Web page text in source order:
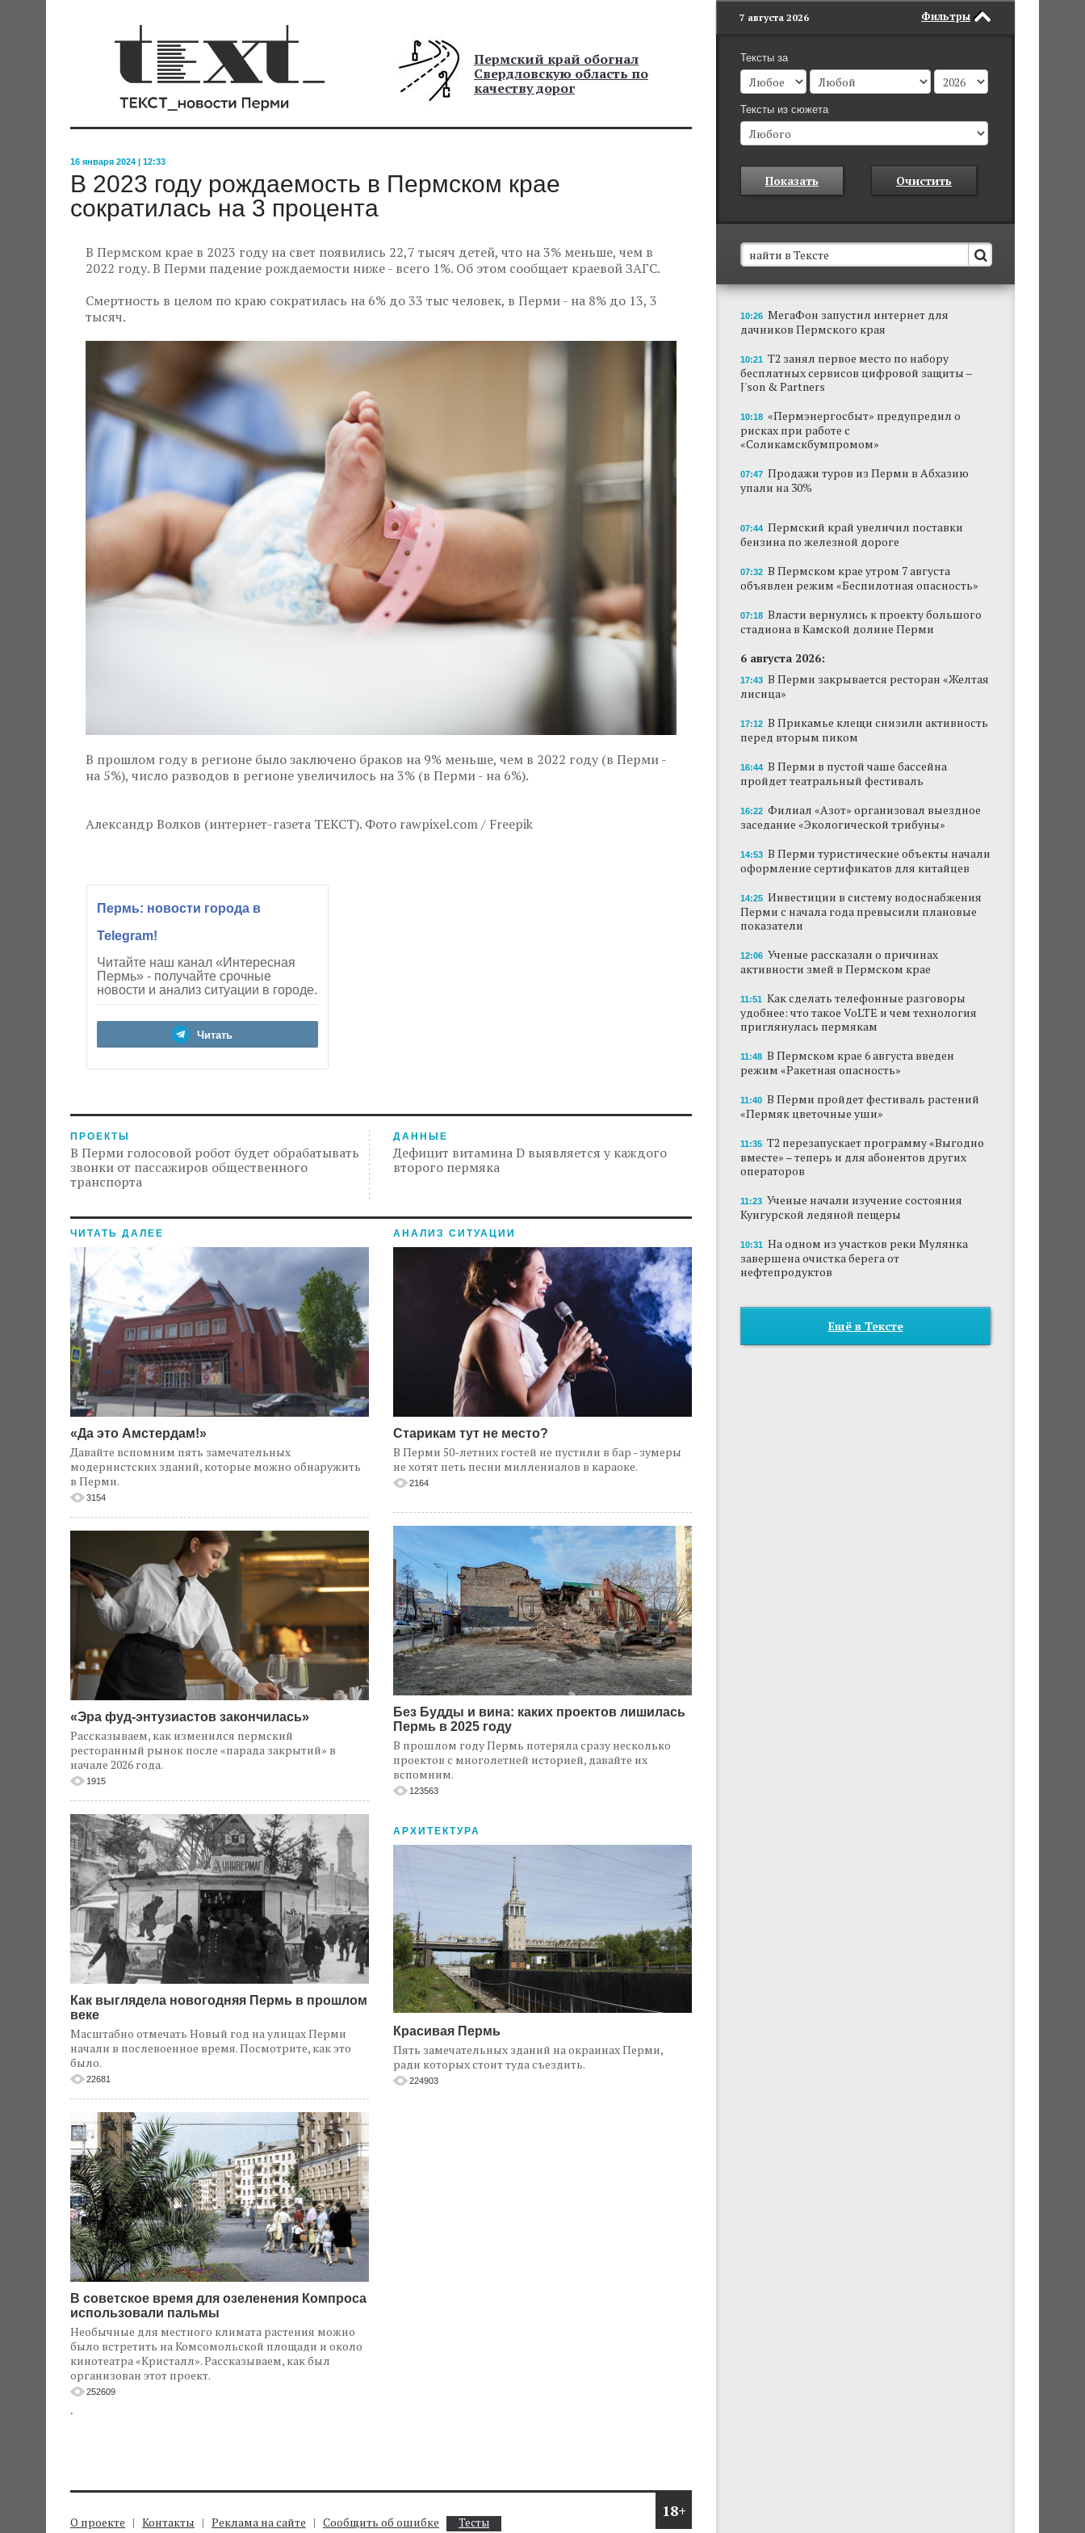
Пермский край обогнал
Свердловскую область по
качеству дорог
16 января 2024 | 12:33
В 2023 году рождаемость в Пермском крае
сократилась на 3 процента
В Пермском крае в 2023 году на свет появились 22,7 тысяч детей, что на 3% меньше, чем в
2022 году. В Перми падение рождаемости ниже - всего 1%. Об этом сообщает краевой ЗАГС.
Смертность в целом по краю сократилась на 6% до 33 тыс человек, в Перми - на 8% до 13, 3
тысяч.
В прошлом году в регионе было заключено браков на 9% меньше, чем в 2022 году (в Перми -
на 5%), число разводов в регионе увеличилось на 3% (в Перми - на 6%).
Александр Волков (интернет-газета ТЕКСТ). Фото rawpixel.com / Freepik
Пермь: новости города в
Telegram!
Читайте наш канал «Интересная
Пермь» - получайте срочные
новости и анализ ситуации в городе.
Читать
ПРОЕКТЫ
В Перми голосовой робот будет обрабатывать
звонки от пассажиров общественного
транспорта
ДАННЫЕ
Дефицит витамина D выявляется у каждого
второго пермяка
ЧИТАТЬ ДАЛЕЕ
«Да это Амстердам!»
Давайте вспомним пять замечательных
модернистских зданий, которые можно обнаружить
в Перми.
3154
«Эра фуд-энтузиастов закончилась»
Рассказываем, как изменился пермский
ресторанный рынок после «парада закрытий» в
начале 2026 года.
1915
Как выглядела новогодняя Пермь в прошлом
веке
Масштабно отмечать Новый год на улицах Перми
начали в послевоенное время. Посмотрите, как это
было.
22681
В советское время для озеленения Компроса
использовали пальмы
Необычные для местного климата растения можно
было встретить на Комсомольской площади и около
кинотеатра «Кристалл». Рассказываем, как был
организован этот проект.
252609
.
АНАЛИЗ СИТУАЦИИ
Старикам тут не место?
В Перми 50-летних гостей не пустили в бар - зумеры
не хотят петь песни миллениалов в караоке.
2164
Без Будды и вина: каких проектов лишилась
Пермь в 2025 году
В прошлом году Пермь потеряла сразу несколько
проектов с многолетней историей, давайте их
вспомним.
123563
АРХИТЕКТУРА
Красивая Пермь
Пять замечательных зданий на окраинах Перми,
ради которых стоит туда съездить.
224903
18+
О проекте Контакты Реклама на сайте Сообщить об ошибке Тесты
Фильтры
7 августа 2026
Тексты за
Тексты из сюжета
Показать Очистить
В Пермском крае установят новые станции
обнаружения беспилотников
Они используются для обнаружения и
отслеживания БПЛА в воздухе.
Продажи туров из Перми в Абхазию упали
Власти вернулись к проекту большого
стадиона в Камской долине Перми
В Перми закрывается ресторан «Желтая
лисица»
В Перми в пустой чаше бассейна пройдет
театральный фестиваль
В Перми туристические объекты начали
оформление сертификатов для китайцев
Ученые рассказали о причинах активности
змей в Пермском крае
Ученые начали изучение состояния
Кунгурской ледяной пещеры
10:26 МегаФон запустил интернет для
дачников Пермского края
10:21 Т2 занял первое место по набору
бесплатных сервисов цифровой защиты –
J'son & Partners
10:18 «Пермэнергосбыт» предупредил о
рисках при работе с
«Соликамскбумпромом»
07:47 Продажи туров из Перми в Абхазию
упали на 30%
07:44 Пермский край увеличил поставки
бензина по железной дороге
07:32 В Пермском крае утром 7 августа
объявлен режим «Беспилотная опасность»
07:18 Власти вернулись к проекту большого
стадиона в Камской долине Перми
6 августа 2026:
17:43 В Перми закрывается ресторан «Желтая
лисица»
17:12 В Прикамье клещи снизили активность
перед вторым пиком
16:44 В Перми в пустой чаше бассейна
пройдет театральный фестиваль
16:22 Филиал «Азот» организовал выездное
заседание «Экологической трибуны»
14:53 В Перми туристические объекты начали
оформление сертификатов для китайцев
14:25 Инвестиции в систему водоснабжения
Перми с начала года превысили плановые
показатели
12:06 Ученые рассказали о причинах
активности змей в Пермском крае
11:51 Как сделать телефонные разговоры
удобнее: что такое VoLTE и чем технология
приглянулась пермякам
11:48 В Пермском крае 6 августа введен
режим «Ракетная опасность»
11:40 В Перми пройдет фестиваль растений
«Пермяк цветочные уши»
11:35 Т2 перезапускает программу «Выгодно
вместе» – теперь и для абонентов других
операторов
11:23 Ученые начали изучение состояния
Кунгурской ледяной пещеры
10:31 На одном из участков реки Мулянка
завершена очистка берега от
нефтепродуктов
Ещё в Тексте